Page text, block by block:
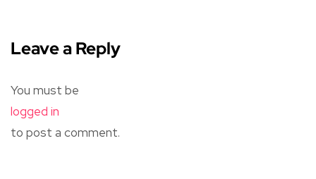
Leave a Reply
You must be
logged in
to post a comment.